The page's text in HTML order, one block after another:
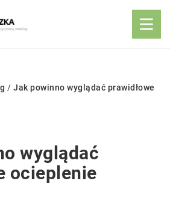
/ Jak powinno wyglądać prawidłowe
wyglądać
ocieplenie